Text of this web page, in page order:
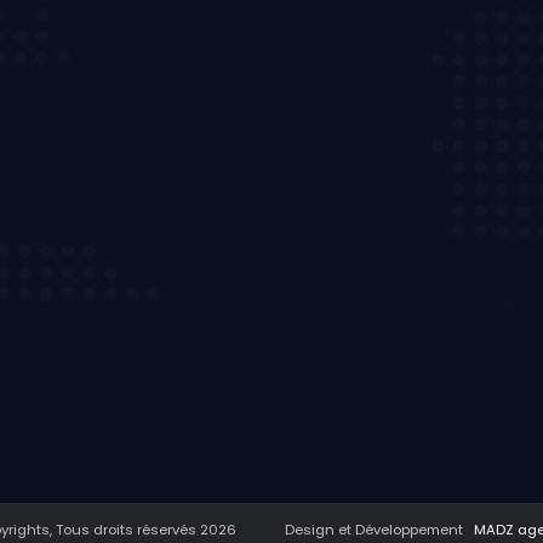
Tous droits réservés 2026 Design et Développement MADZ